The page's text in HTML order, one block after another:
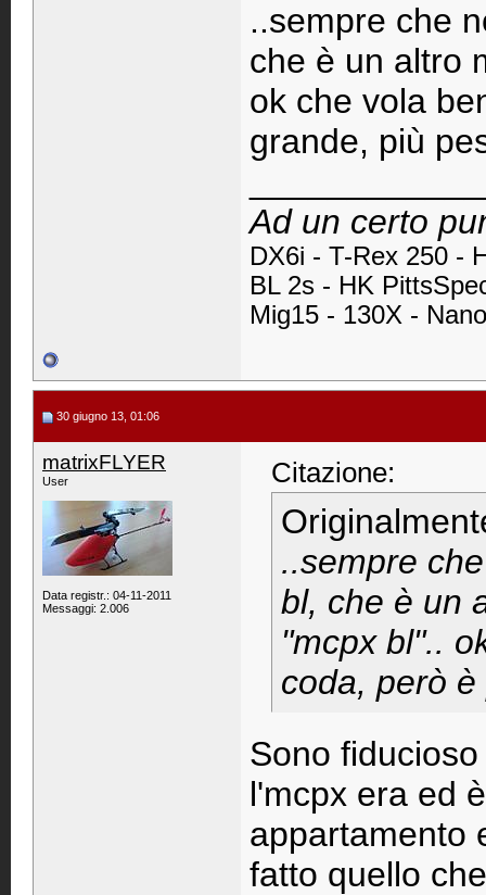
..sempre che
che è un altro
ok che vola
grande, più
Ad un certo
DX6i - T-Rex 250 -
BL 2s - HK
Mig15 - 130X -
30 giugno 13, 01:06
matrixFLYER
User
Data registr.: 04-11-2011
Messaggi: 2.006
Citazione:
..sempre
bl, che è un
"mcpx bl"..
coda, però
Sono
l'mcpx era ed
appartamento
fatto quello